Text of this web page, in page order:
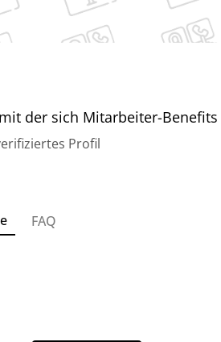
der sich Mitarbeiter-
Profil
FAQ